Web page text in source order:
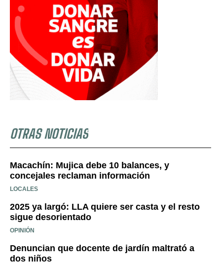
OTRAS NOTICIAS
Macachín: Mujica debe 10 balances, y
concejales reclaman información
LOCALES
2025 ya largó: LLA quiere ser casta y el resto
sigue desorientado
OPINIÓN
Denuncian que docente de jardín maltrató a
dos niños